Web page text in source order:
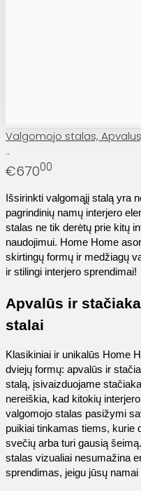
Valgomojo stalas,
..
€67000
Išsirinkti valgomąjį stalą yra
pagrindinių namų interjero
stalas ne tik derėtų prie kitų
naudojimui. Home Home
skirtingų formų ir medžiagų
ir stilingi interjero sprendimai!
Apvalūs ir
stalai
Klasikiniai ir unikalūs Home
dviejų formų: apvalūs ir
stalą, įsivaizduojame
nereiškia, kad kitokių
valgomojo stalas pasižymi
puikiai tinkamas tiems, kurie
svečių arba turi gausią
stalas vizualiai nesumažina
sprendimas, jeigu jūsų